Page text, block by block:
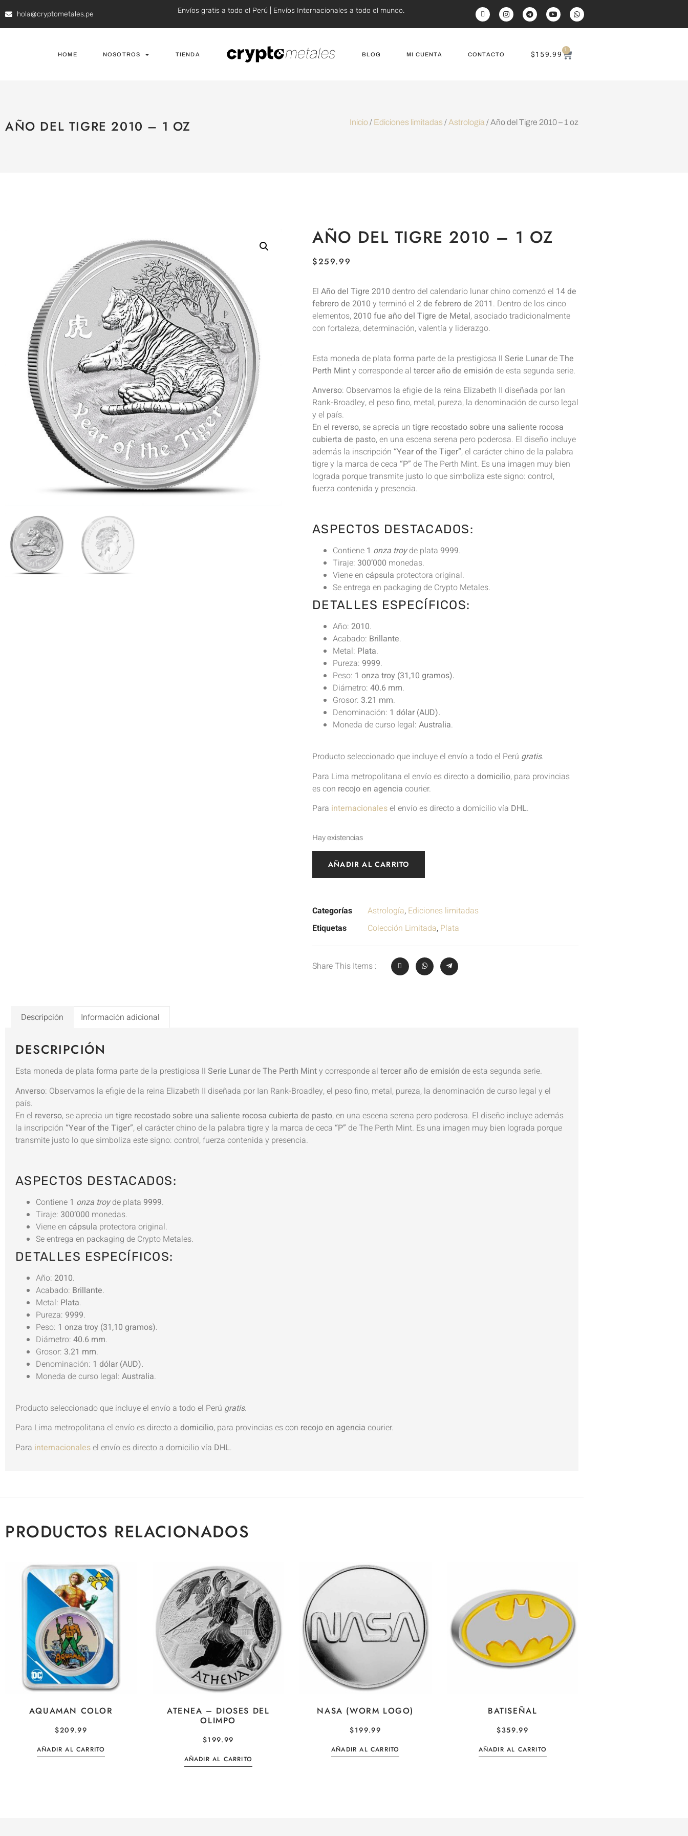
hola@cryptometales.pe Envíos gratis a todo el Perú | Envíos Internacionales a todo el mundo.
HOME NOSOTROS TIENDA BLOG MI CUENTA CONTACTO $159.99 1
AÑO DEL TIGRE 2010 – 1 OZ Inicio/ Ediciones limitadas/Astrología / Año del Tigre 2010 – 1 oz
AÑO DEL TIGRE 2010 – 1 OZ
$259.99
El Año del Tigre 2010 dentro del calendario lunar chino comenzó el 14 de
febrero de 2010 y terminó el 2 de febrero de 2011. Dentro de los cinco
elementos,2010 fue año del Tigre de Metal, asociado tradicionalmente
con fortaleza, determinación, valentía y liderazgo.
Esta moneda de plata forma parte de la prestigiosa II Serie Lunar deThe
Perth Minty corresponde al tercer año de emisión de esta segunda serie.
Anverso: Observamos la efigie de la reina Elizabeth II diseñada por Ian
Rank-Broadley, el peso fino, metal, pureza, la denominación de curso legal
y el país.
En el reverso, se aprecia un tigre recostado sobre una saliente rocosa
cubierta de pasto, en una escena serena pero poderosa. El diseño incluye
además la inscripción “Year of the Tiger”, el carácter chino de la palabra
tigre y la marca de ceca “P” de The Perth Mint. Es una imagen muy bien
lograda porque transmite justo lo que simboliza este signo: control,
fuerza contenida y presencia.
ASPECTOS DESTACADOS:
Contiene 1 onza troyde plata 9999.
Tiraje: 300’000 monedas.
Viene en cápsula protectora original.
Se entrega en packaging de Crypto Metales.
DETALLES ESPECÍFICOS:
Año: 2010.
Acabado: Brillante.
Metal: Plata.
Pureza: 9999.
Peso: 1 onza troy (31,10 gramos).
Diámetro: 40.6 mm.
Grosor: 3.21 mm.
Denominación: 1 dólar (AUD).
Moneda de curso legal: Australia.
Producto seleccionado que incluye el envío a todo el Perú gratis.
Para Lima metropolitana el envío es directo a domicilio, para provincias
es con recojo en agencia courier.
Para internacionalesel envío es directo a domicilio vía DHL.
Hay existencias
AÑADIR AL CARRITO
Categorías Astrología, Ediciones limitadas
Etiquetas
Colección Limitada, Plata
Share This Items :
Descripción Información adicional
DESCRIPCIÓN
Esta moneda de plata forma parte de la prestigiosa II Serie Lunar deThe Perth Minty corresponde al tercer año de emisión de esta segunda serie.
Anverso: Observamos la efigie de la reina Elizabeth II diseñada por Ian Rank-Broadley, el peso fino, metal, pureza, la denominación de curso legal y el
país.
En el reverso, se aprecia un tigre recostado sobre una saliente rocosa cubierta de pasto, en una escena serena pero poderosa. El diseño incluye además
la inscripción “Year of the Tiger”, el carácter chino de la palabra tigre y la marca de ceca “P” de The Perth Mint. Es una imagen muy bien lograda porque
transmite justo lo que simboliza este signo: control, fuerza contenida y presencia.
ASPECTOS DESTACADOS:
Contiene 1 onza troyde plata 9999.
Tiraje: 300’000 monedas.
Viene en cápsula protectora original.
Se entrega en packaging de Crypto Metales.
DETALLES ESPECÍFICOS:
Año: 2010.
Acabado: Brillante.
Metal: Plata.
Pureza: 9999.
Peso: 1 onza troy (31,10 gramos).
Diámetro: 40.6 mm.
Grosor: 3.21 mm.
Denominación: 1 dólar (AUD).
Moneda de curso legal: Australia.
Producto seleccionado que incluye el envío a todo el Perú gratis.
Para Lima metropolitana el envío es directo a domicilio, para provincias es con recojo en agencia courier.
Para internacionalesel envío es directo a domicilio vía DHL.
PRODUCTOS RELACIONADOS
AQUAMAN COLOR
$209.99
AÑADIR AL CARRITO
ATENEA – DIOSES DEL
OLIMPO
$199.99
AÑADIR AL CARRITO
NASA (WORM LOGO)
$199.99
AÑADIR AL CARRITO
BATISEÑAL
$359.99
AÑADIR AL CARRITO